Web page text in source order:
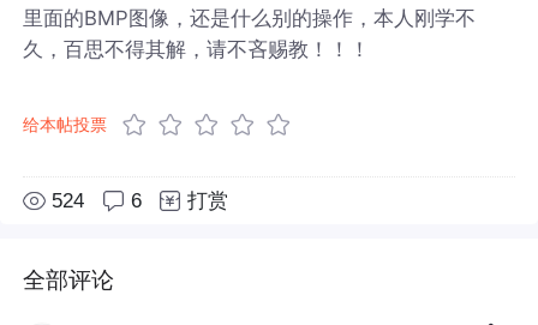
里面的BMP图像，还是什么别的操作，本人刚学不
久，百思不得其解，请不吝赐教！！！
给本帖投票
524 6 打赏
全部评论